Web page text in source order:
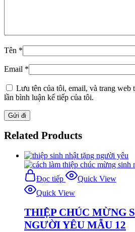
Tên *
Email *
Lưu tên của tôi, email, và trang web
lần bình luận kế tiếp của tôi.
Related Products
Đọc tiếp
Quick View
Quick View
THIỆP CHÚC MỪNG
NGƯỜI YÊU MẪU 12